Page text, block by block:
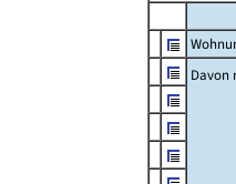
Davon